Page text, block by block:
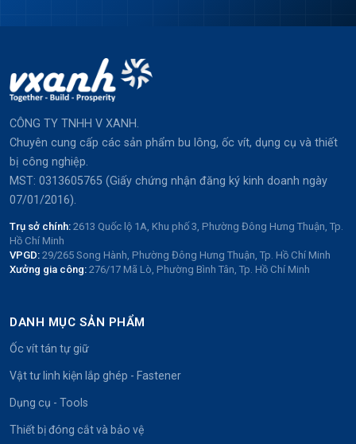
CÔNG TY TNHH V XANH.
Chuyên cung cấp các sản phẩm bu lông, ốc vít, dụng cụ và thiết
bị công nghiệp.
MST: 0313605765 (Giấy chứng nhận đăng ký kinh doanh ngày
07/01/2016).
Trụ sở chính: 2613 Quốc lộ 1A, Khu phố 3, Phường Đông Hưng Thuận, Tp.
Hồ Chí Minh
VPGD: 29/265 Song Hành, Phường Đông Hưng Thuận, Tp. Hồ Chí Minh
Xưởng gia công: 276/17 Mã Lò, Phường Bình Tân, Tp. Hồ Chí Minh
DANH MỤC SẢN PHẨM
Ốc vít tán tự giữ
Vật tư linh kiện lắp ghép - Fastener
Dụng cụ - Tools
Thiết bị đóng cắt và bảo vệ